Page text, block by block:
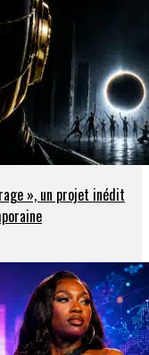
», un projet inédit